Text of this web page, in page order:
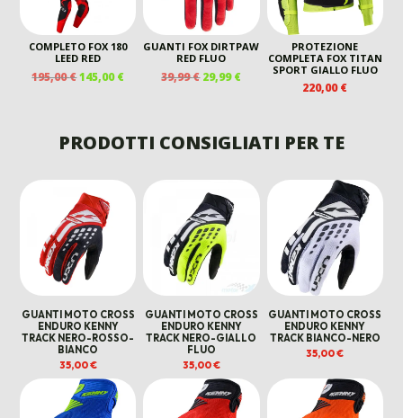
COMPLETO FOX 180
LEED RED
195,00€IL
195,00 €.
145,00€IL
145,00 €.
GUANTI FOX DIRTPAW
RED FLUO
39,99€ IL
39,99 €.
29,99€IL
29,99 €.
PROTEZIONE
COMPLETA FOX TITAN
SPORT GIALLO FLUO
220,00€
PRODOTTI CONSIGLIATI PER TE
GUANTI MOTO CROSS
ENDURO KENNY
TRACK NERO-ROSSO-
BIANCO
35,00€
GUANTI MOTO CROSS
ENDURO KENNY
TRACK NERO-GIALLO
FLUO
35,00€
GUANTI MOTO CROSS
ENDURO KENNY
TRACK BIANCO-NERO
35,00€